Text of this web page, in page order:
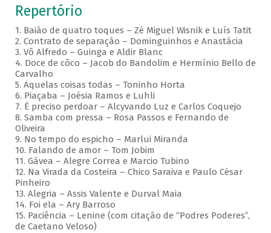
Repertório
1. Baião de quatro toques – Zé Miguel Wisnik e Luís Tatit
2. Contrato de separação – Dominguinhos e Anastácia
3. Vô Alfredo – Guinga e Aldir Blanc
4. Doce de côco – Jacob do Bandolim e Hermínio Bello de
Carvalho
5. Aquelas coisas todas – Toninho Horta
6. Piaçaba – Joésia Ramos e Luhli
7. É preciso perdoar – Alcyvando Luz e Carlos Coquejo
8. Samba com pressa – Rosa Passos e Fernando de
Oliveira
9. No tempo do espicho – Marlui Miranda
10. Falando de amor – Tom Jobim
11. Gávea – Alegre Correa e Marcio Tubino
12. Na Virada da Costeira – Chico Saraiva e Paulo César
Pinheiro
13. Alegria – Assis Valente e Durval Maia
14. Foi ela – Ary Barroso
15. Paciência – Lenine (com citação de “Podres Poderes”,
de Caetano Veloso)